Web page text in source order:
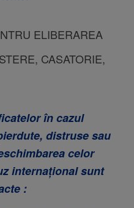
ELIBERAREA
CASATORIE,
în cazul
distruse sau
celor
internaţional sunt
: